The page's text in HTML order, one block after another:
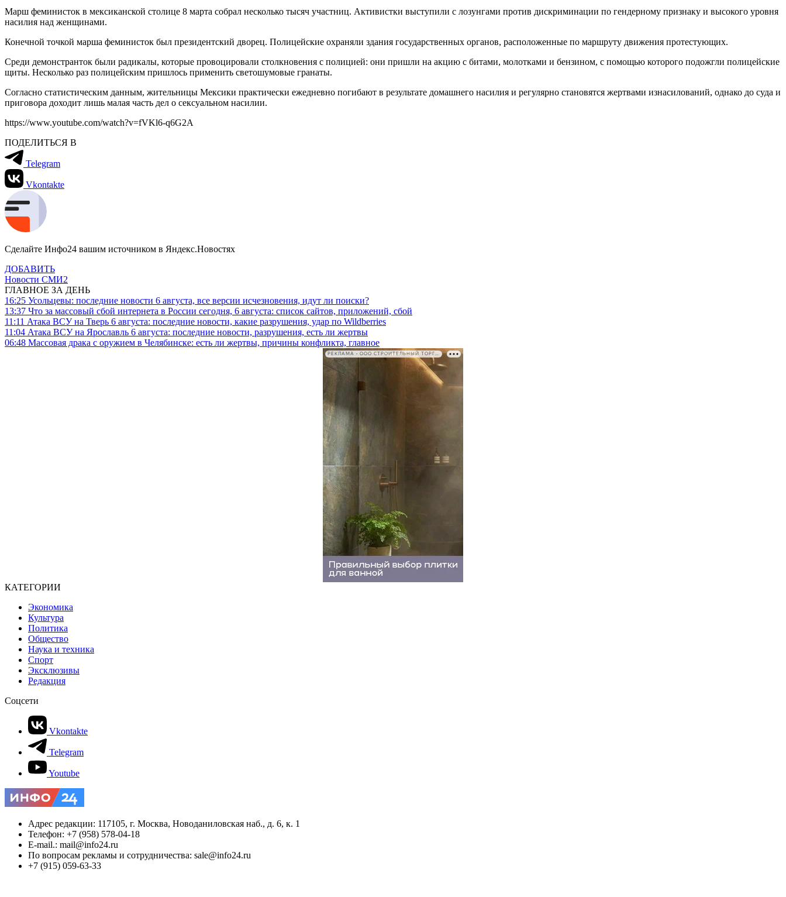
Марш феминисток в мексиканской столице 8 марта собрал несколько тысяч участниц. Активистки выступили с лозунгами против дискриминации по гендерному признаку и высокого уровня
насилия над женщинами.
Конечной точкой марша феминисток был президентский дворец. Полицейские охраняли здания государственных органов, расположенные по маршруту движения протестующих.
Среди демонстранток были радикалы, которые провоцировали столкновения с полицией: они пришли на акцию с битами, молотками и бензином, с помощью которого подожгли полицейские
щиты. Несколько раз полицейским пришлось применить светошумовые гранаты.
Согласно статистическим данным, жительницы Мексики практически ежедневно погибают в результате домашнего насилия и регулярно становятся жертвами изнасилований, однако до суда и
приговора доходит лишь малая часть дел о сексуальном насилии.
https://www.youtube.com/watch?v=fVKl6-q6G2A
ПОДЕЛИТЬСЯ В
Telegram
Vkontakte
Сделайте Инфо24 вашим источником в Яндекс.Новостях
ДОБАВИТЬ
Новости СМИ2
ГЛАВНОЕ ЗА ДЕНЬ
16:25 Усольцевы: последние новости 6 августа, все версии исчезновения, идут ли поиски?
13:37 Что за массовый сбой интернета в России сегодня, 6 августа: список сайтов, приложений, сбой
11:11 Атака ВСУ на Тверь 6 августа: последние новости, какие разрушения, удар по Wildberries
11:04 Атака ВСУ на Ярославль 6 августа: последние новости, разрушения, есть ли жертвы
06:48 Массовая драка с оружием в Челябинске: есть ли жертвы, причины конфликта, главное
РЕКЛАМА • ООО СТРОИТЕЛЬНЫЙ ТОРГОВЫЙ ДОМ «ПЕТРОВИЧ». ИНН: 7802348846
КАТЕГОРИИ
Экономика
Культура
Политика
Общество
Наука и техника
Спорт
Эксклюзивы
Редакция
Соцсети
Vkontakte
Telegram
Youtube
Адрес редакции: 117105, г. Москва, Новоданиловская наб., д. 6, к. 1
Телефон: +7 (958) 578-04-18
E-mail.: mail@info24.ru
По вопросам рекламы и сотрудничества: sale@info24.ru
+7 (915) 059-63-33